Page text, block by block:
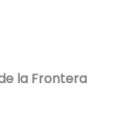
la Frontera